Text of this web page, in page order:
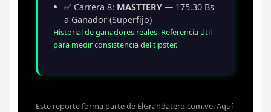
✅ Carrera 8: MASTTERY — 175.30 Bs
a Ganador (Superfijo)
Historial de ganadores reales. Referencia útil
para medir consistencia del tipster.
Este reporte forma parte de ElGrandatero.com.ve. Aquí